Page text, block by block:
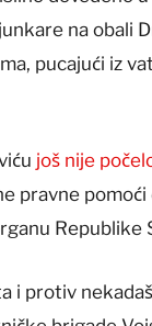
na obali
pucajući iz
još nije
pravne
Republike
i protiv